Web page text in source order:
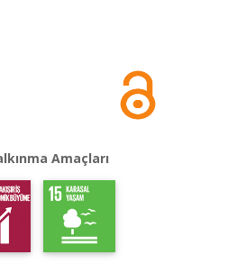
Amaçları